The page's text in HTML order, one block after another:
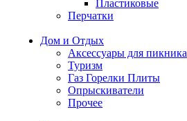
Пластиковые
Перчатки
Дом и Отдых
Аксессуары для пикника
Туризм
Газ Горелки Плиты
Опрыскиватели
Прочее